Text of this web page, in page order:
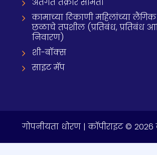
कामाच्या ठिकाणी महिलांच्या लैंगिक
छळाचे तपशील (प्रतिबंध, प्रतिबंध
निवारण)
शी-बॉक्स
साइट मॅप
गोपनीयता धोरण| कॉपीराइट ©